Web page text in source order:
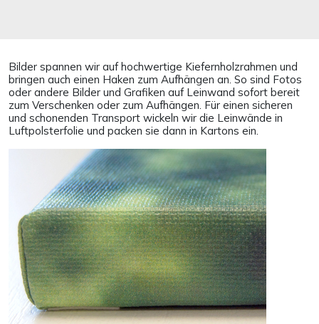
Bilder spannen wir auf hochwertige Kiefernholzrahmen und
bringen auch einen Haken zum Aufhängen an. So sind Fotos
oder andere Bilder und Grafiken auf Leinwand sofort bereit
zum Verschenken oder zum Aufhängen. Für einen sicheren
und schonenden Transport wickeln wir die Leinwände in
Luftpolsterfolie und packen sie dann in Kartons ein.